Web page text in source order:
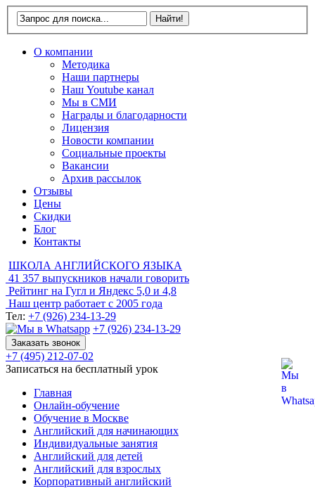
О компании
Методика
Наши партнеры
Наш Youtube канал
Мы в СМИ
Награды и благодарности
Лицензия
Новости компании
Социальные проекты
Вакансии
Архив рассылок
Отзывы
Цены
Скидки
Блог
Контакты
ШКОЛА АНГЛИЙСКОГО ЯЗЫКА
41 357 выпускников начали говорить
Рейтинг на Гугл и Яндекс 5,0 и 4,8
Наш центр работает с 2005 года
Тел: +7 (926) 234-13-29
+7 (926) 234-13-29
Заказать звонок
+7 (495) 212-07-02
Записаться на бесплатный урок
Главная
Онлайн-обучение
Обучение в Москве
Английский для начинающих
Индивидуальные занятия
Английский для детей
Английский для взрослых
Корпоративный английский